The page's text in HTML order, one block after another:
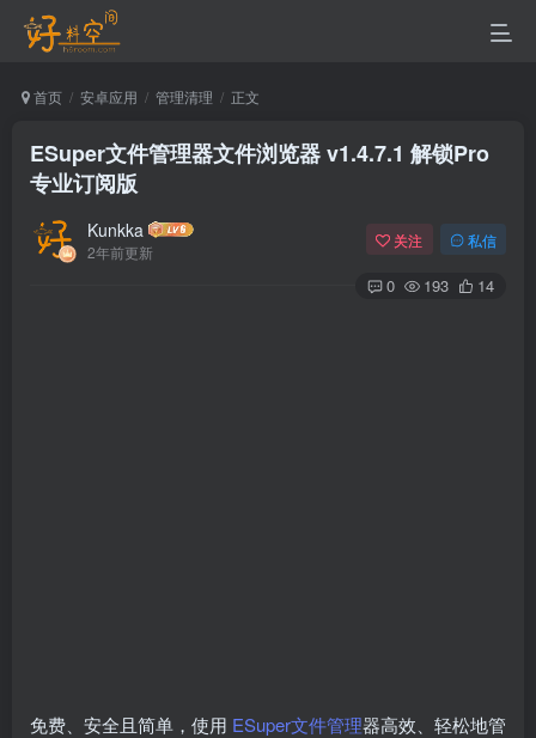
首页 安卓应用 管理清理 正文
ESuper文件管理器文件浏览器 v1.4.7.1 解锁Pro
专业订阅版
Kunkka
2年前更新
关注 私信
0 193 14
免费、安全且简单，使用 ESuper文件管理器高效、轻松地管